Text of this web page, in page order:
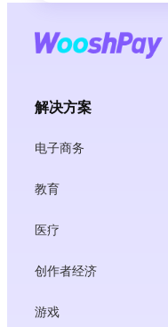
解决方案
电子商务
教育
医疗
创作者经济
游戏